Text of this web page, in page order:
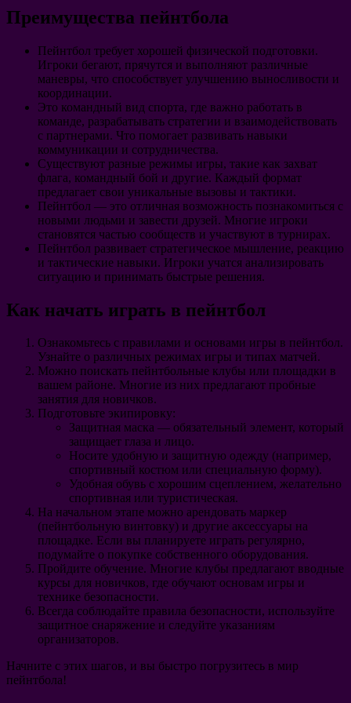
Преимущества пейнтбола
Пейнтбол требует хорошей физической подготовки.
Игроки бегают, прячутся и выполняют различные
маневры, что способствует улучшению выносливости и
координации.
Это командный вид спорта, где важно работать в
команде, разрабатывать стратегии и взаимодействовать
с партнерами. Что помогает развивать навыки
коммуникации и сотрудничества.
Существуют разные режимы игры, такие как захват
флага, командный бой и другие. Каждый формат
предлагает свои уникальные вызовы и тактики.
Пейнтбол — это отличная возможность познакомиться с
новыми людьми и завести друзей. Многие игроки
становятся частью сообществ и участвуют в турнирах.
Пейнтбол развивает стратегическое мышление, реакцию
и тактические навыки. Игроки учатся анализировать
ситуацию и принимать быстрые решения.
Как начать играть в пейнтбол
Ознакомьтесь с правилами и основами игры в пейнтбол.
Узнайте о различных режимах игры и типах матчей.
Можно поискать пейнтбольные клубы или площадки в
вашем районе. Многие из них предлагают пробные
занятия для новичков.
Подготовьте экипировку:
Защитная маска — обязательный элемент, который
защищает глаза и лицо.
Носите удобную и защитную одежду (например,
спортивный костюм или специальную форму).
Удобная обувь с хорошим сцеплением, желательно
спортивная или туристическая.
На начальном этапе можно арендовать маркер
(пейнтбольную винтовку) и другие аксессуары на
площадке. Если вы планируете играть регулярно,
подумайте о покупке собственного оборудования.
Пройдите обучение. Многие клубы предлагают вводные
курсы для новичков, где обучают основам игры и
технике безопасности.
Всегда соблюдайте правила безопасности, используйте
защитное снаряжение и следуйте указаниям
организаторов.
Начните с этих шагов, и вы быстро погрузитесь в мир
пейнтбола!